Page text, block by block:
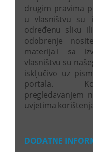
drugim pravima
u vlasništvu su
određenu sliku
odobrenje
materijali sa
vlasništvu su
isključivo uz
portala.
pregledavanjem
uvjetima
DODATNE